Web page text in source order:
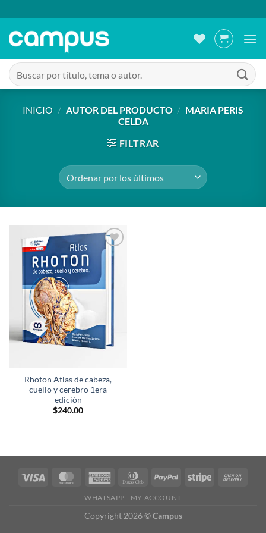
al
contenido
Buscar
por:
INICIO / AUTOR DEL PRODUCTO / MARIA PERIS
CELDA
FILTRAR
Añadir
deseos
Rhoton Atlas de cabeza,
cuello y cerebro 1era
edición
$240.00
WHATSAPP MY ACCOUNT
Copyright 2026 ©Campus